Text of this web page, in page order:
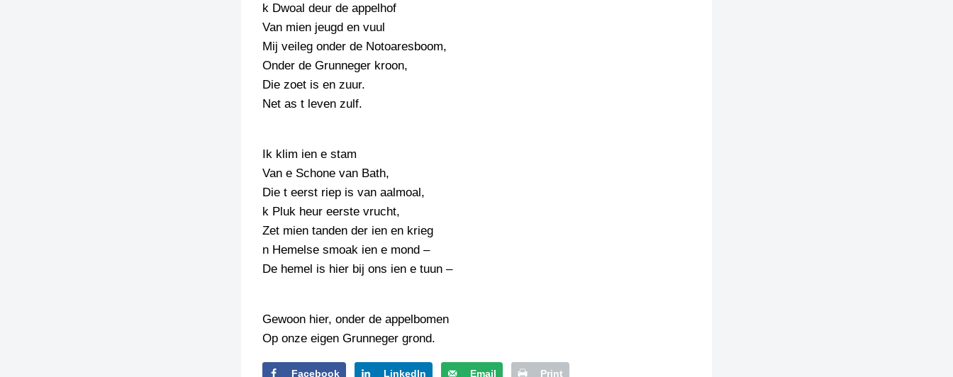
LIMERICKS
SCHRIEFWEDSTRIED
FLYER
SCHRIEFWEDSTRIED
PERSBERICHT
FOTO’S
SCHRIEFWEDSTRIED
STRIPS
TIEDSCHRIFT
TENEEL
LEGENDEN
RECEPTEN
SPREUKEN
VEURDRACHTEN
k Dwoal deur de appelhof
Van mien jeugd en vuul
Mij veileg onder de Notoaresboom,
Onder de Grunneger kroon,
Die zoet is en zuur.
Net as t leven zulf.
Ik klim ien e stam
Van e Schone van Bath,
Die t eerst riep is van aalmoal,
k Pluk heur eerste vrucht,
Zet mien tanden der ien en krieg
n Hemelse smoak ien e mond –
De hemel is hier bij ons ien e tuun –
Gewoon hier, onder de appelbomen
Op onze eigen Grunneger grond.
Facebook LinkedIn Email Print